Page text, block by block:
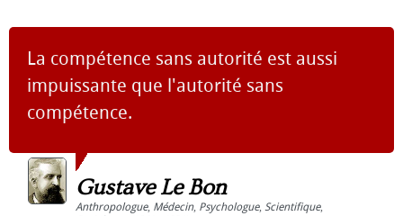
La compétence sans autorité est aussi
impuissante que l'autorité sans
compétence.
Gustave Le Bon
Anthropologue, Médecin, Psychologue, Scientifique,